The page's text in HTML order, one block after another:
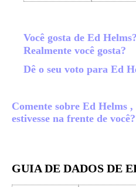
Você gosta de Ed Helms?
Realmente você gosta?
Dê o seu voto para Ed
Comente sobre Ed Helms
estivesse na frente de
GUIA DE DADOS DE